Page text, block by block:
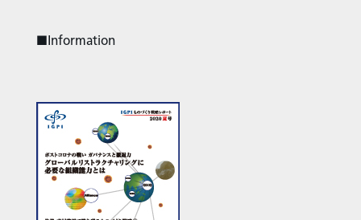
■Information